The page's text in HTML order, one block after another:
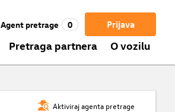
Prijava
Agent pretrage 0
Pretraga partnera O vozilu
Aktiviraj agenta pretrage